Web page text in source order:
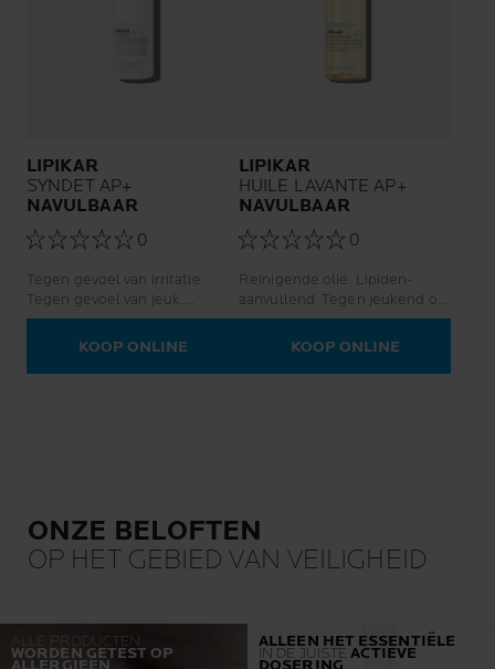
LIPIKAR
SYNDET AP+
NAVULBAAR
0
Tegen gevoel van irritatie.
Tegen gevoel van jeuk.
Ultrazachte lichaamsreiniger.
Gezicht en lichaam.
KOOP ONLINE
LIPIKAR
HUILE LAVANTE AP+
NAVULBAAR
0
Reinigende olie. Lipiden-
aanvullend. Tegen jeukend of
irriterend gevoel. Gezicht en
lichaam.KOOP ONLINE
ONZE BELOFTEN
OP HET GEBIED VAN VEILIGHEID
ALLE PRODUCTEN
WORDEN GETEST OP
ALLERGIEËN
ALLEEN HET ESSENTIËLE
IN DE JUISTEACTIEVE
DOSERING